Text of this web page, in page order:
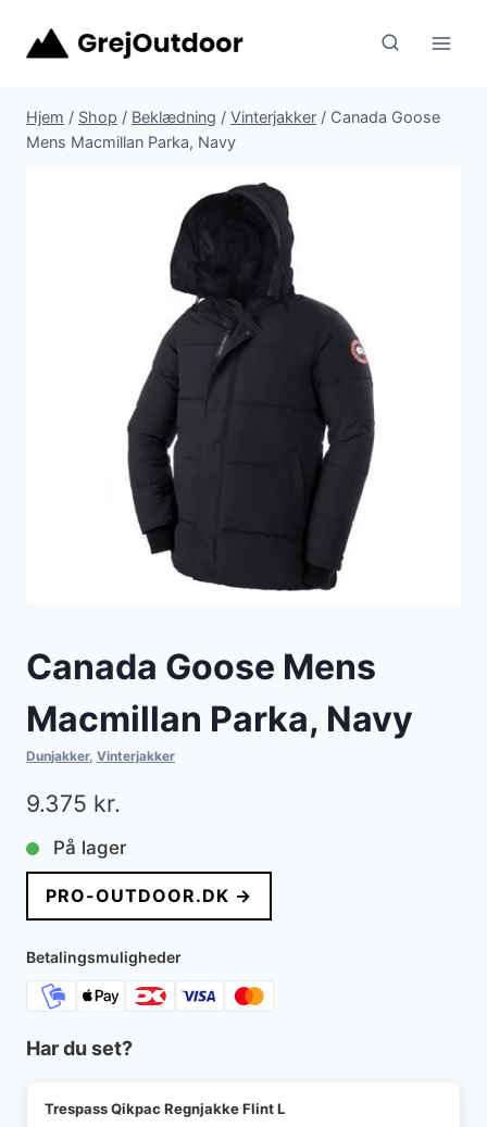
Hjem / Shop / Beklædning / Vinterjakker / Canada Goose
Mens Macmillan Parka, Navy
Canada Goose Mens
Macmillan Parka, Navy
Dunjakker, Vinterjakker
9.375 kr.
På lager
PRO-OUTDOOR.DK →
Betalingsmuligheder
Har du set?
Trespass Qikpac Regnjakke Flint L